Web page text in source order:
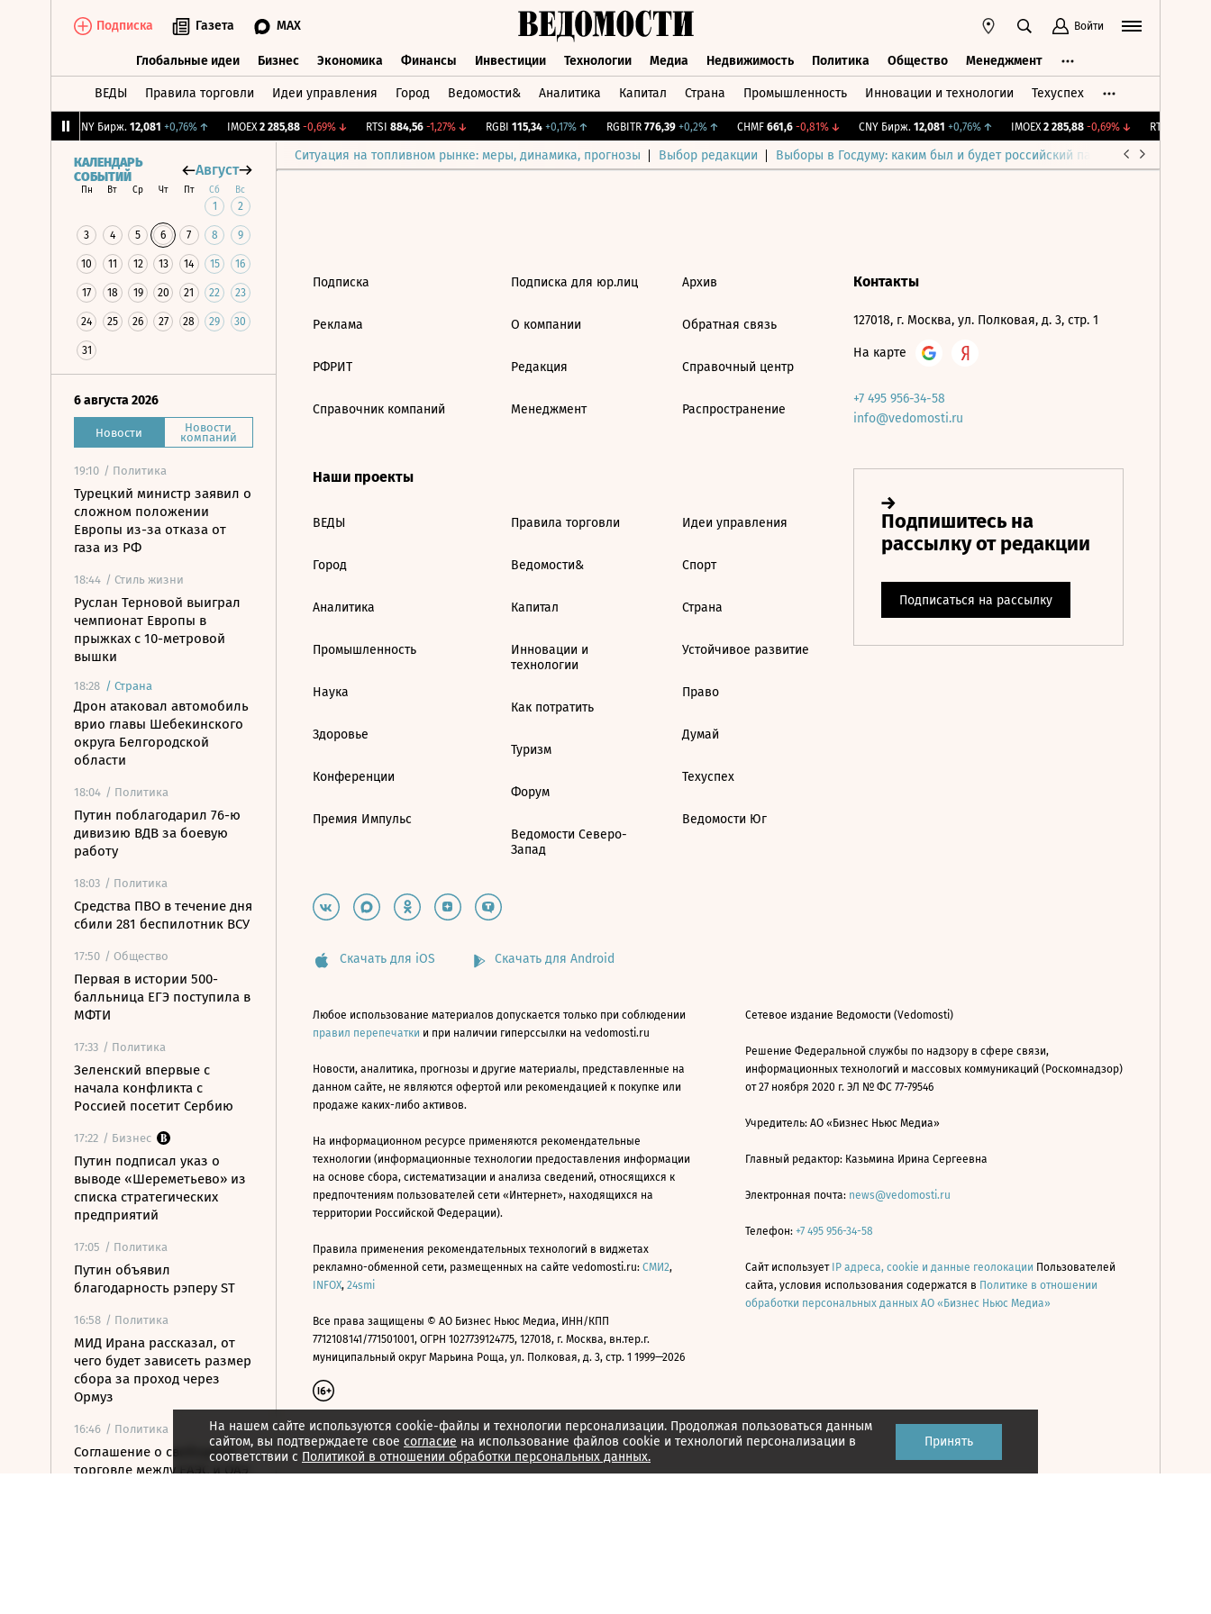
Подписка Газета MAX Войти
Глобальные идеи Бизнес Экономика Финансы Инвестиции Технологии Медиа Недвижимость Политика Общество Менеджмент
ВЕДЫ Правила торговли Идеи управления Город Ведомости& Аналитика Капитал Страна Промышленность Инновации и технологии Техуспех
CNY Бирж. 12,081 +0,76%↑ IMOEX 2 285,88 -0,69%↓ RTSI 884,56 -1,27%↓ RGBI 115,34 +0,17%↑ RGBITR 776,39 +0,2%↑ CHMF 661,6 -0,81%↓ CNY Бирж. 12,081 +0,76%↑ IMOEX 2 285,88 -0,69%↓ RTSI
Ситуация на топливном рынке: меры, динамика, прогнозы Выбор редакции Выборы в Госдуму: каким был и будет российский парламент
КАЛЕНДАРЬ
СОБЫТИЙ
Август
Пн Вт Ср Чт Пт Сб Вс
1 2
3 4 5 6 7 8 9
10 11 12 13 14 15 16
17 18 19 20 21 22 23
24 25 26 27 28 29 30
31
6 августа 2026
Новости Новости
компаний
19:10 / Политика
Турецкий министр заявил о
сложном положении
Европы из-за отказа от
газа из РФ
18:44 / Стиль жизни
Руслан Терновой выиграл
чемпионат Европы в
прыжках с 10-метровой
вышки
18:28 / Страна
Дрон атаковал автомобиль
врио главы Шебекинского
округа Белгородской
области
18:04 / Политика
Путин поблагодарил 76-ю
дивизию ВДВ за боевую
работу
18:03 / Политика
Средства ПВО в течение дня
сбили 281 беспилотник ВСУ
17:50 / Общество
Первая в истории 500-
балльница ЕГЭ поступила в
МФТИ
17:33 / Политика
Зеленский впервые с
начала конфликта с
Россией посетит Сербию
17:22 / Бизнес
Путин подписал указ о
выводе «Шереметьево» из
списка стратегических
предприятий
17:05 / Политика
Путин объявил
благодарность рэперу ST
16:58 / Политика
МИД Ирана рассказал, от
чего будет зависеть размер
сбора за проход через
Ормуз
16:46 / Политика
Соглашение о свободной
торговле между ЕАЭС и ОАЭ
На нашем сайте используются cookie-файлы и технологии персонализации. Продолжая пользоваться данным
сайтом, вы подтверждаете свое согласие на использование файлов cookie и технологий персонализации в
соответствии с Политикой в отношении обработки персональных данных.
Принять
Подписка
Реклама
РФРИТ
Справочник компаний
Подписка для юр.лиц
О компании
Редакция
Менеджмент
Архив
Обратная связь
Справочный центр
Распространение
Наши проекты
ВЕДЫ
Город
Аналитика
Промышленность
Наука
Здоровье
Конференции
Премия Импульс
Правила торговли
Ведомости&
Капитал
Инновации и
технологии
Как потратить
Туризм
Форум
Ведомости Северо-
Запад
Идеи управления
Спорт
Страна
Устойчивое развитие
Право
Думай
Техуспех
Ведомости Юг
Контакты
127018, г. Москва, ул. Полковая, д. 3, стр. 1
На карте
+7 495 956-34-58
info@vedomosti.ru
Скачать для iOS Скачать для Android
Любое использование материалов допускается только при соблюдении
правил перепечатки и при наличии гиперссылки на vedomosti.ru
Новости, аналитика, прогнозы и другие материалы, представленные на
данном сайте, не являются офертой или рекомендацией к покупке или
продаже каких-либо активов.
На информационном ресурсе применяются рекомендательные
технологии (информационные технологии предоставления информации
на основе сбора, систематизации и анализа сведений, относящихся к
предпочтениям пользователей сети «Интернет», находящихся на
территории Российской Федерации).
Правила применения рекомендательных технологий в виджетах
рекламно-обменной сети, размещенных на сайте vedomosti.ru: СМИ2,
INFOX, 24smi
Все права защищены © АО Бизнес Ньюс Медиа, ИНН/КПП
7712108141/771501001, ОГРН 1027739124775, 127018, г. Москва, вн.тер.г.
муниципальный округ Марьина Роща, ул. Полковая, д. 3, стр. 1 1999—2026
Сетевое издание Ведомости (Vedomosti)
Решение Федеральной службы по надзору в сфере связи,
информационных технологий и массовых коммуникаций (Роскомнадзор)
от 27 ноября 2020 г. ЭЛ № ФС 77-79546
Учредитель: АО «Бизнес Ньюс Медиа»
Главный редактор: Казьмина Ирина Сергеевна
Электронная почта: news@vedomosti.ru
Телефон: +7 495 956-34-58
Сайт использует IP адреса, cookie и данные геолокации Пользователей
сайта, условия использования содержатся в Политике в отношении
обработки персональных данных АО «Бизнес Ньюс Медиа»